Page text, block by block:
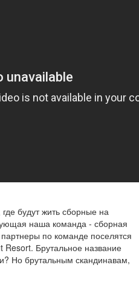
будут жить сборные на
наша команда - сборная
по команде поселятся
Брутальное название
Но брутальным скандинавам,